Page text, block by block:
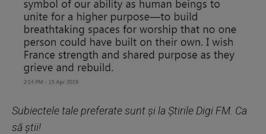
Subiectele tale preferate sunt și la Știrile Digi FM. Ca
să știi!